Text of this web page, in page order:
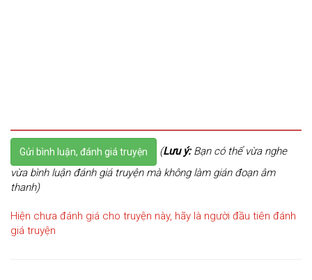
Gửi bình luận, đánh giá truyện (Lưu ý:Bạn có thể vừa nghe
vừa bình luận đánh giá truyện mà không làm gián đoạn âm
thanh)
Hiện chưa đánh giá cho truyện này, hãy là người đầu tiên đánh
giá truyện